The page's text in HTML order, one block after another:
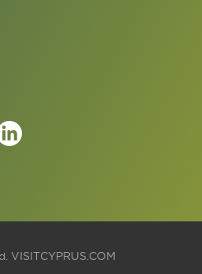
VISITCYPRUS.COM